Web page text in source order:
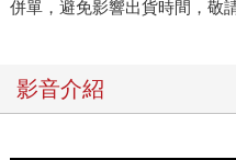
併單，避免影響出貨時間，敬
影音介紹